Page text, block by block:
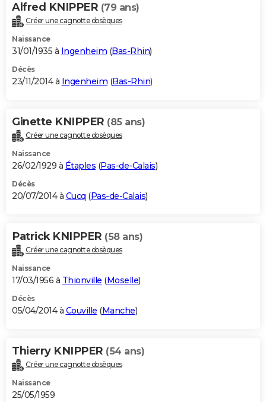
Alfred KNIPPER (79 ans)
Créer une cagnotte obsèques
Naissance
31/01/1935 à Ingenheim (Bas-Rhin)
Décès
23/11/2014 à Ingenheim (Bas-Rhin)
Ginette KNIPPER (85 ans)
Créer une cagnotte obsèques
Naissance
26/02/1929 à Étaples (Pas-de-Calais)
Décès
20/07/2014 à Cucq (Pas-de-Calais)
Patrick KNIPPER (58 ans)
Créer une cagnotte obsèques
Naissance
17/03/1956 à Thionville (Moselle)
Décès
05/04/2014 à Couville (Manche)
Thierry KNIPPER (54 ans)
Créer une cagnotte obsèques
Naissance
25/05/1959